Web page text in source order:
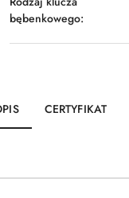
bębenkowego:
CERTYFIKAT